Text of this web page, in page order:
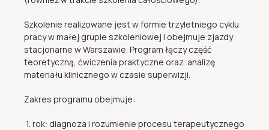
Szkolenie realizowane jest w formie trzyletniego cyklu
pracy w małej grupie szkoleniowej i obejmuje zjazdy
stacjonarne w Warszawie. Program łączy część
teoretyczną, ćwiczenia praktyczne oraz analizę
materiału klinicznego w czasie superwizji.
Zakres programu obejmuje:
1. rok: diagnoza i rozumienie procesu terapeutycznego